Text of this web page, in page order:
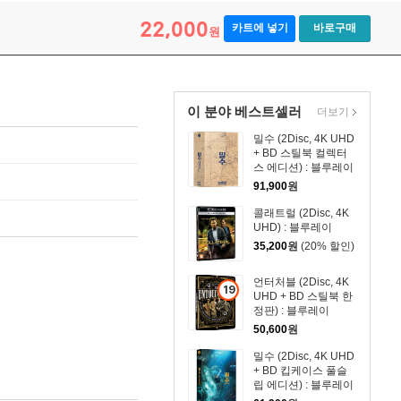
22,000원 카트에 넣기 바로구매
이 분야 베스트셀러
밀수 (2Disc, 4K UHD
+ BD 스틸북 컬렉터
스 에디션) : 블루레이
91,900원
콜래트럴 (2Disc, 4K
UHD) : 블루레이
35,200원 (20% 할인)
19
세
이
상
품
언터처블 (2Disc, 4K
UHD + BD 스틸북 한
정판) : 블루레이
50,600원
밀수 (2Disc, 4K UHD
+ BD 킵케이스 풀슬
립 에디션) : 블루레이
더보기